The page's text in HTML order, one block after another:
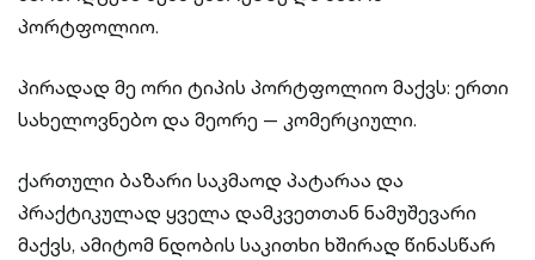
პორტფოლიო.
პირადად მე ორი ტიპის პორტფოლიო მაქვს: ერთი
სახელოვნებო და მეორე — კომერციული.
ქართული ბაზარი საკმაოდ პატარაა და
პრაქტიკულად ყველა დამკვეთთან ნამუშევარი
მაქვს, ამიტომ ნდობის საკითხი ხშირად წინასწარ